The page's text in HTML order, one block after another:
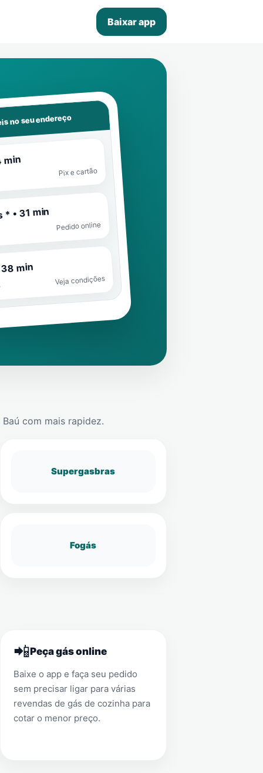
Baixar app
no seu endereço
min
Pix e cartão
• 31 min
Pedido online
min
Veja condições
Baú com mais rapidez.
Supergasbras
Fogás
📲Peça gás online
Baixe o app e faça seu pedido
sem precisar ligar para várias
revendas de gás de cozinha para
cotar o menor preço.